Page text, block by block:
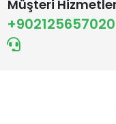
Müşteri
+902125657020